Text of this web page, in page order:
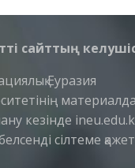
сайттың
Еуразия
кезінде
сілтеме